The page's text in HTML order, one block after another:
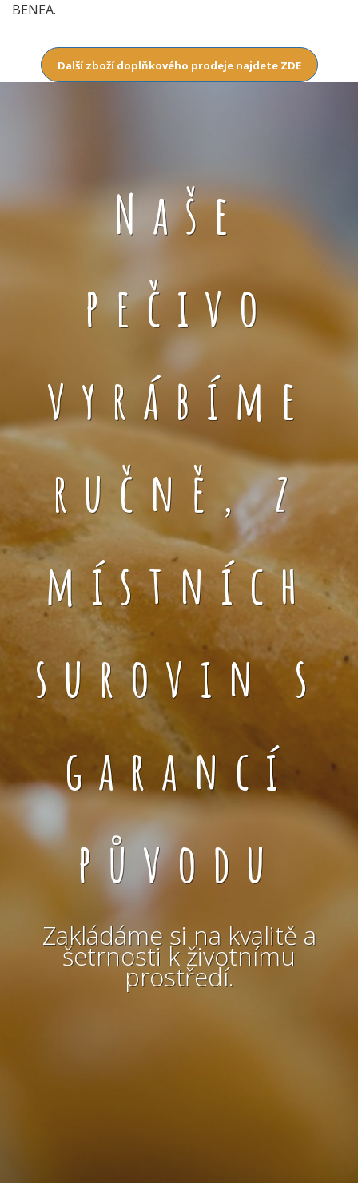
BENEA.
Další zboží doplňkového prodeje najdete ZDE
Naše
pečivo
vyrábíme
ručně, z
místních
surovin s
garancí
původu
Zakládáme si na kvalitě a
šetrnosti k životnímu
prostředí.